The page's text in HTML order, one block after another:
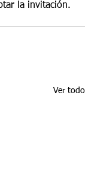
la invitación.
Ver todo